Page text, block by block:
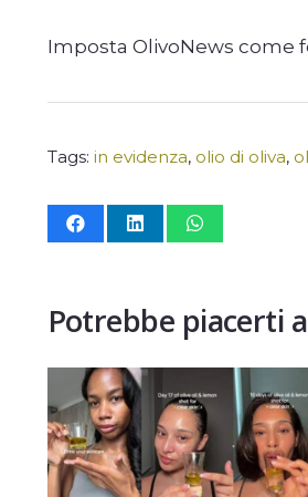
Imposta OlivoNews come
Tags: in evidenza, olio di oliva,
Potrebbe piacerti